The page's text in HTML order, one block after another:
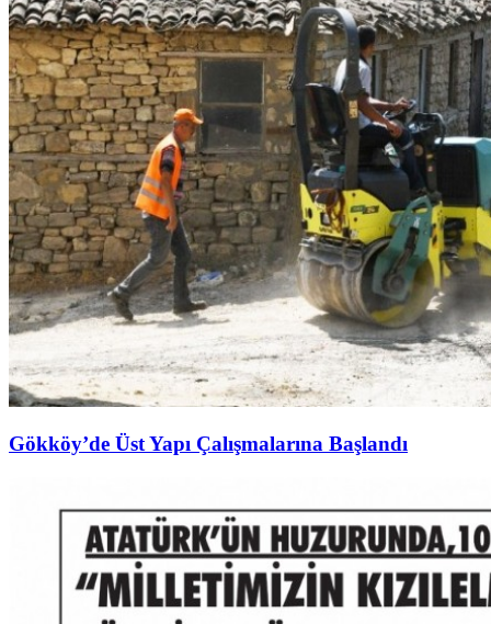
Gökköy’de Üst Yapı Çalışmalarına Başlandı